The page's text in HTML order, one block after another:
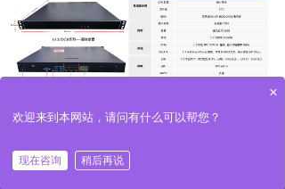
낀
返回首页 一键拨号
×
欢迎来到本网站，请问有什么可以帮您？
现在咨询 稍后再说